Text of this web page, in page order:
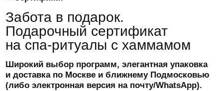
с выгодой до 30%
Оплачивайте все услуги салона с депозитной
карты и получайте бонусы за каждую покупку.